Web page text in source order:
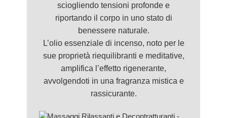
sciogliendo tensioni profonde e
riportando il corpo in uno stato di
benessere naturale.
L’olio essenziale di incenso, noto per le
sue proprietà riequilibranti e meditative,
amplifica l’effetto rigenerante,
avvolgendoti in una fragranza mistica e
rassicurante.